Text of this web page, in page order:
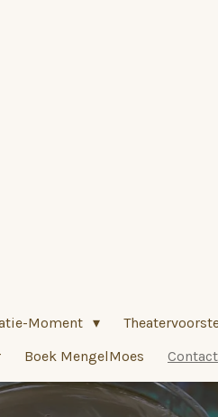
Moment
Boek MengelMoes Contact